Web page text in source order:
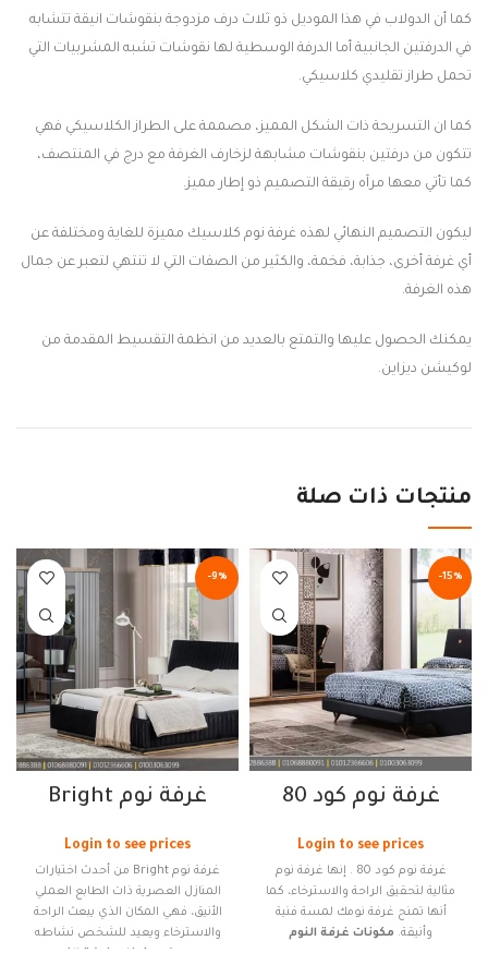
كما أن الدولاب في هذا الموديل ذو ثلاث درف مزدوجة بنقوشات انيقة تتشابه
في الدرفتين الجانبية أما الدرفة الوسطية لها نقوشات تشبه المشربيات التي
تحمل طراز تقليدي كلاسيكي.
كما ان التسريحة ذات الشكل المميز، مصممة على الطراز الكلاسيكي فهي
تتكون من درفتين بنقوشات مشابهة لزخارف الغرفة مع درج في المنتصف،
كما تأتي معها مرآه رقيقة التصميم ذو إطار مميز.
ليكون التصميم النهائي لهذه غرفة نوم كلاسيك مميزة للغاية ومختلفة عن
أي غرفة أخرى، جذابة، فخمة، والكثير من الصفات التي لا تنتهي لتعبر عن جمال
هذه الغرفة.
يمكنك الحصول عليها والتمتع بالعديد من انظمة التقسيط المقدمة من
لوكيشن ديزاين.
منتجات ذات صلة
-15%
غرفة نوم كود 80
Login to see prices
غرفة نوم كود 80 . إنها غرفة نوم
مثالية لتحقيق الراحة والاسترخاء، كما
أنها تمنح غرفة نومك لمسة فنية
وأنيقة. مكونات غرفة النوم
-9%
غرفة نوم Bright
Login to see prices
غرفة نوم Bright من أحدث اختيارات
المنازل العصرية ذات الطابع العملي
الأنيق، فهي المكان الذي يبعث الراحة
والاسترخاء ويعيد للشخص نشاطه